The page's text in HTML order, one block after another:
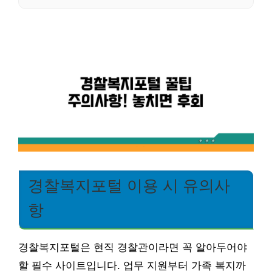
경찰복지포털 이용 시 유의사
항
경찰복지포털은 현직 경찰관이라면 꼭 알아두어야
할 필수 사이트입니다. 업무 지원부터 가족 복지까